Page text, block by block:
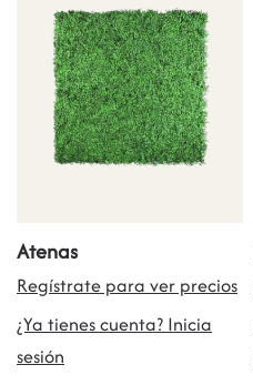
Atenas
Regístrate para ver precios
¿Ya tienes cuenta? Inicia
sesión